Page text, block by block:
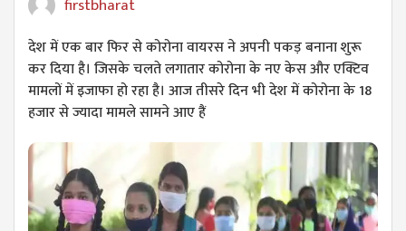
firstbharat
देश में एक बार फिर से कोरोना वायरस ने अपनी पकड़ बनाना शुरू
कर दिया है। जिसके चलते लगातार कोरोना के नए केस और एक्टिव
मामलों में इजाफा हो रहा है। आज तीसरे दिन भी देश में कोरोना के 18
हजार से ज्यादा मामले सामने आए हैं